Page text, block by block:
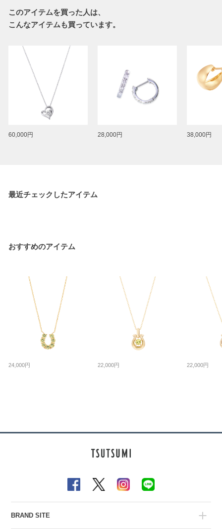
このアイテムを買った人は、
こんなアイテムも買っています。
60,000円 28,000円 38,000円
最近チェックしたアイテム
おすすめのアイテム
24,000円 22,000円 22,000円
BRAND SITE